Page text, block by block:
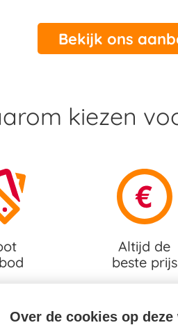
Bekijk ons
kiezen
wagens
Altijd de
beste prijs
scherpste
Over de cookies op deze